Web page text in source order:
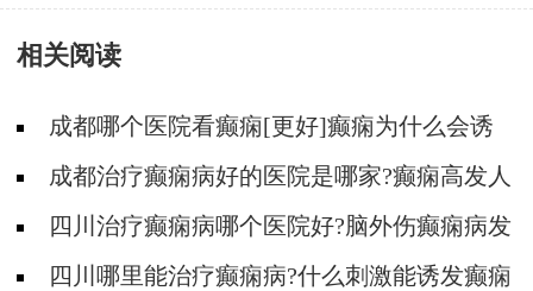
幼儿出现抽搐是因为癫痫发作吗?
相关阅读
成都哪个医院看癫痫[更好]癫痫为什么会诱
发?成都治疗癫痫病好的医院是哪家?癫痫高发人
群有哪些?
四川治疗癫痫病哪个医院好?脑外伤癫痫病发
作的原因有那哪些?
四川哪里能治疗癫痫病?什么刺激能诱发癫痫